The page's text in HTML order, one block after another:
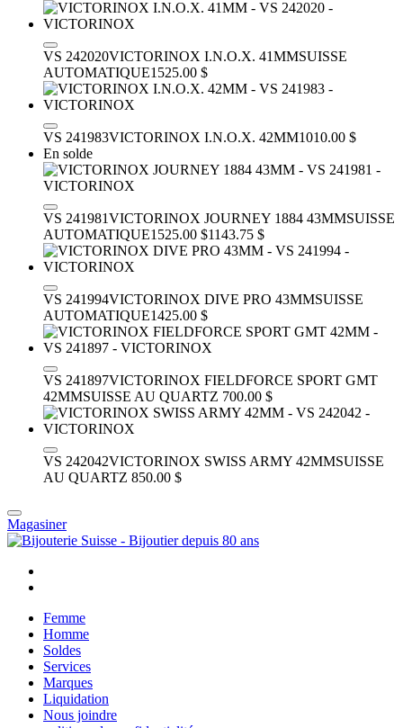
VS 242020VICTORINOX I.N.O.X. 41MMSUISSE
AUTOMATIQUE1525.00 $
VS 241983VICTORINOX I.N.O.X. 42MM1010.00 $
En solde
VS 241981VICTORINOX JOURNEY 1884 43MMSUISSE
AUTOMATIQUE1525.00 $1143.75 $
VS 241994VICTORINOX DIVE PRO 43MMSUISSE
AUTOMATIQUE1425.00 $
VS 241897VICTORINOX FIELDFORCE SPORT GMT
42MMSUISSE AU QUARTZ 700.00 $
VS 242042VICTORINOX SWISS ARMY 42MMSUISSE
AU QUARTZ 850.00 $
Magasiner
Femme
Homme
Soldes
Services
Marques
Liquidation
Nous joindre